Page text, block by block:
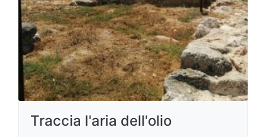
Traccia l'aria dell'olio